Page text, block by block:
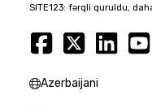
SITE123: fərqli quruldu,
Azerbaijani